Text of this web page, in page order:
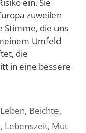
zuweilen
Stimme, die uns
Umfeld
die
in eine bessere
, Beichte,
, Lebenszeit, Mut